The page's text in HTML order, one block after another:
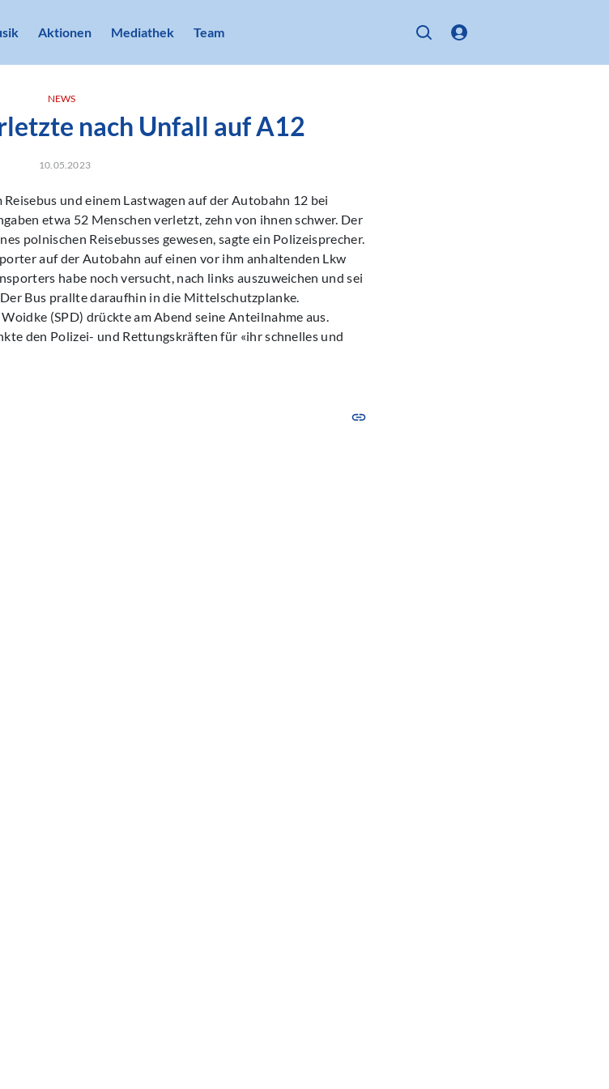
Aktionen Mediathek Team
NEWS
nach Unfall auf A12
10.05.2023
und einem Lastwagen auf der Autobahn 12 bei
etwa 52 Menschen verletzt, zehn von ihnen schwer. Der
polnischen Reisebusses gewesen, sagte ein Polizeisprecher.
auf der Autobahn auf einen vor ihm anhaltenden Lkw
habe noch versucht, nach links auszuweichen und sei
Bus prallte daraufhin in die Mittelschutzplanke.
(SPD) drückte am Abend seine Anteilnahme aus.
den Polizei- und Rettungskräften für «ihr schnelles und